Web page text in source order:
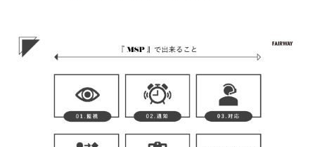
お役立ち情報 FAQ オンラインデモ
無料トライアル